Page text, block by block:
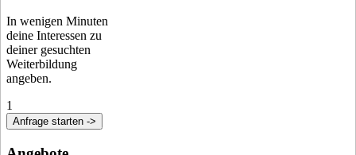
In wenigen Minuten
deine Interessen zu
deiner gesuchten
Weiterbildung
angeben.
1
Anfrage starten ->